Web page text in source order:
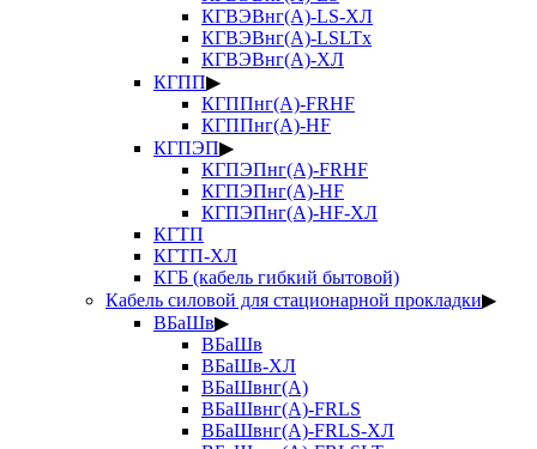
КГВЭВнг(А)-LS-ХЛ
КГВЭВнг(А)-LSLTx
КГВЭВнг(А)-ХЛ
КГПП▶
КГППнг(А)-FRHF
КГППнг(А)-HF
КГПЭП▶
КГПЭПнг(А)-FRHF
КГПЭПнг(А)-HF
КГПЭПнг(А)-HF-ХЛ
КГТП
КГТП-ХЛ
КГБ (кабель гибкий бытовой)
Кабель силовой для стационарной прокладки▶
ВБаШв▶
ВБаШв
ВБаШв-ХЛ
ВБаШвнг(А)
ВБаШвнг(А)-FRLS
ВБаШвнг(А)-FRLS-ХЛ